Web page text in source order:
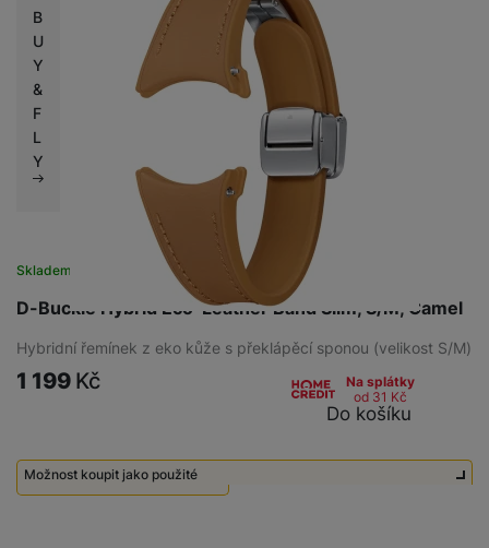
B
U
Y
&
F
L
Y
D-Buckle Hybrid Eco-Leather Band Slim, S/M, Camel
Skladem na 6 prodejnách
Hybridní řemínek z eko kůže s překlápěcí sponou (velikost S/M)
1 199 Kč
Na splátky
od 31 Kč
Do košíku
Možnost koupit jako použité